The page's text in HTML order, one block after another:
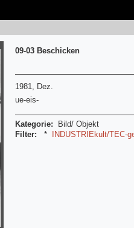
09-03 Beschicken
1981, Dez.
ue-eis-
Kategorie:
Bild/ Objekt
Filter:
* INDUSTRIEkult/TEC-